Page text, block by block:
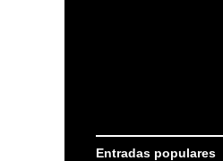
Entradas populares